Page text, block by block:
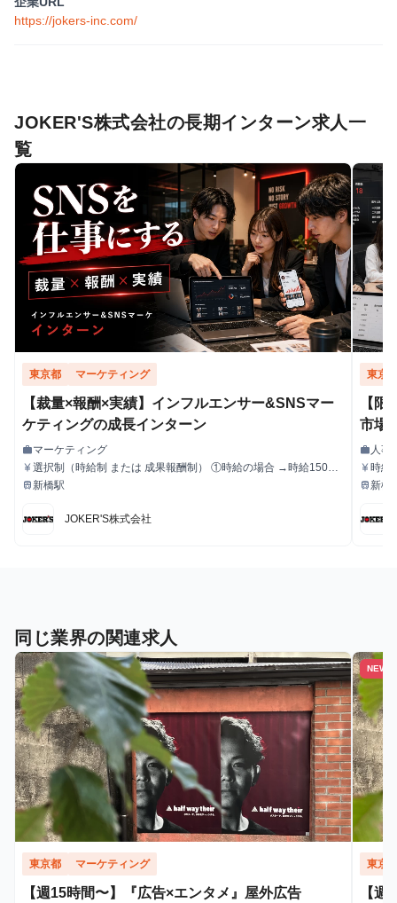
https://jokers-inc.com/
JOKER'S株式会社の長期インターン求人一
覧
東京都 マーケティング
【裁量×報酬×実績】インフルエンサー&SNSマー
ケティングの成長インターン
職種
workマーケティング
給与
currency_yen 選択制（時給制 または 成果報酬制） ①時給の場合 →時給1500
円でのお支払い ②成果報酬の条件・単価 → 担当案件の粗利に対
最寄駅
train 新橋駅
JOKER'S株式会社
東京
【
市場
ン
職種
work 人事
給与
currency_yen 時給
最寄駅
train 新橋
同じ業界の関連求人
東京都 マーケティング
【週15時間〜】『広告×エンタメ』屋外広告
NEW
東京
【